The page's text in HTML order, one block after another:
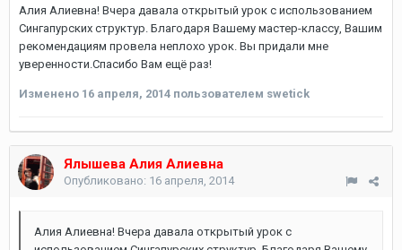
Алия Алиевна! Вчера давала открытый урок с использованием
Сингапурских структур. Благодаря Вашему мастер-классу, Вашим
рекомендациям провела неплохо урок. Вы придали мне
уверенности.Спасибо Вам ещё раз!
Изменено 16 апреля, 2014 пользователем swetick
Ялышева Алия Алиевна
Опубликовано: 16 апреля, 2014
Алия Алиевна! Вчера давала открытый урок с